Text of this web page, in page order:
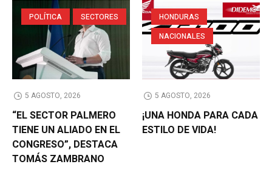
POLÍTICA SECTORES
5 AGOSTO, 2026
“EL SECTOR PALMERO
TIENE UN ALIADO EN EL
CONGRESO”, DESTACA
TOMÁS ZAMBRANO
HONDURAS
NACIONALES
5 AGOSTO, 2026
¡UNA HONDA PARA CADA
ESTILO DE VIDA!